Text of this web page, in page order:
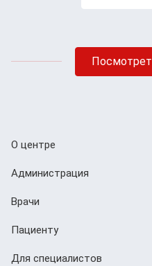
О центре
Администрация
Врачи
Пациенту
Для специалистов